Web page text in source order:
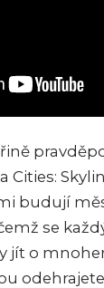
budují
se
jít o